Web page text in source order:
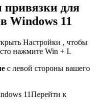
для
Windows 11
Настройки , чтобы
нажмите Win + I.
с левой стороны вашего
Перейти к